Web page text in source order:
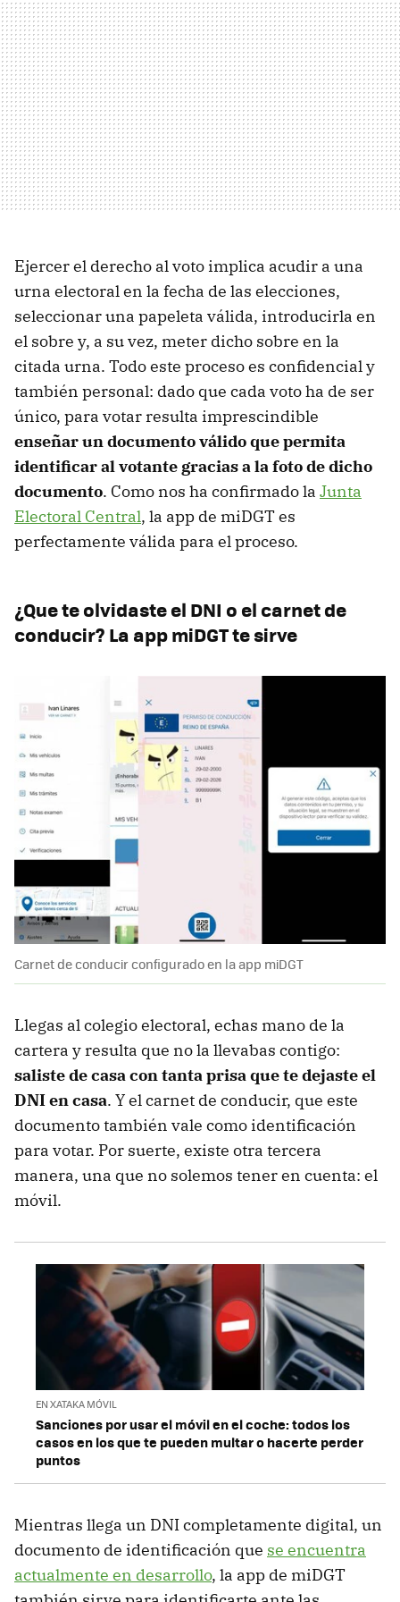
Ejercer el derecho al voto implica acudir a una
urna electoral en la fecha de las elecciones,
seleccionar una papeleta válida, introducirla en
el sobre y, a su vez, meter dicho sobre en la
citada urna. Todo este proceso es confidencial y
también personal: dado que cada voto ha de ser
único, para votar resulta imprescindible
enseñar un documento válido que permita
identificar al votante gracias a la foto de dicho
documento. Como nos ha confirmado la Junta
Electoral Central, la app de miDGT es
perfectamente válida para el proceso.
¿Que te olvidaste el DNI o el carnet de
conducir? La app miDGT te sirve
Carnet de conducir configurado en la app miDGT
Llegas al colegio electoral, echas mano de la
cartera y resulta que no la llevabas contigo:
saliste de casa con tanta prisa que te dejaste el
DNI en casa. Y el carnet de conducir, que este
documento también vale como identificación
para votar. Por suerte, existe otra tercera
manera, una que no solemos tener en cuenta: el
móvil.
EN XATAKA MÓVIL
Sanciones por usar el móvil en el coche: todos los
casos en los que te pueden multar o hacerte perder
puntos
Mientras llega un DNI completamente digital, un
documento de identificación que se encuentra
actualmente en desarrollo, la app de miDGT